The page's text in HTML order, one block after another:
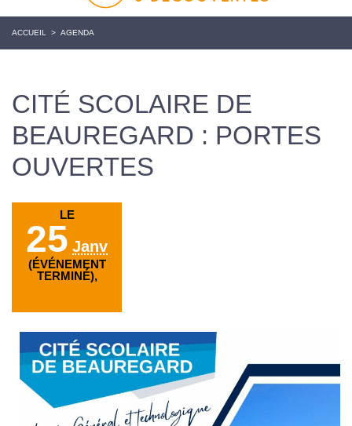
ACCUEIL > AGENDA
CITÉ SCOLAIRE DE
BEAUREGARD : PORTES
OUVERTES
LE
25 Janv
(ÉVÉNEMENT
TERMINÉ),